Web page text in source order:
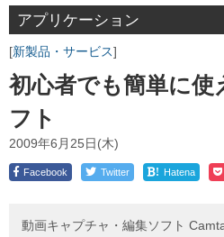
アプリケーション
新製品・サービス
初心者でも簡単に使
フト
2009年6月25日(木)
Facebook Twitter ! Hatena
動画キャプチャ・編集ソフト